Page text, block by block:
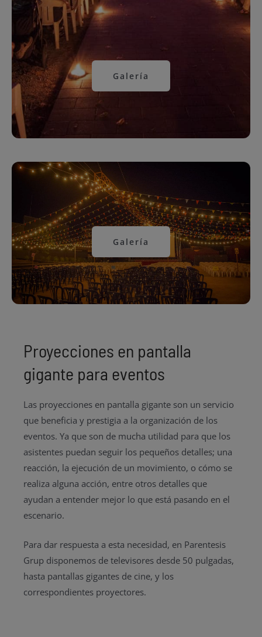
Galería
Galería
Proyecciones en pantalla
gigante para eventos
Las proyecciones en pantalla gigante son un servicio
que beneficia y prestigia a la organización de los
eventos. Ya que son de mucha utilidad para que los
asistentes puedan seguir los pequeños detalles; una
reacción, la ejecución de un movimiento, o cómo se
realiza alguna acción, entre otros detalles que
ayudan a entender mejor lo que está pasando en el
escenario.
Para dar respuesta a esta necesidad, en Parentesis
Grup disponemos de televisores desde 50 pulgadas,
hasta pantallas gigantes de cine, y los
correspondientes proyectores.